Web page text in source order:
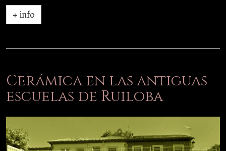
+ info
Cerámica en las antiguas
escuelas de Ruiloba